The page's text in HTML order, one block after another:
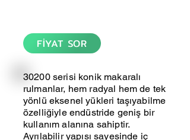
FİYAT SOR
30200 serisi konik makaralı
rulmanlar, hem radyal hem de tek
yönlü eksenel yükleri taşıyabilme
özelliğiyle endüstride geniş bir
kullanım alanına sahiptir.
Ayrılabilir yapısı sayesinde iç